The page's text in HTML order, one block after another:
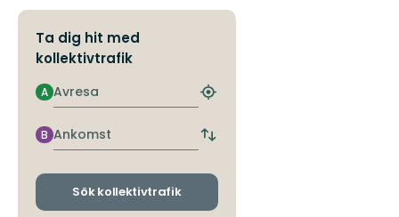
Ta dig hit med
kollektivtrafik
Avresa
A
Hitta
hållplats
Ankomst
B
Byt
och
Sök kollektivtrafik